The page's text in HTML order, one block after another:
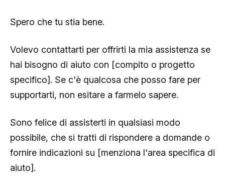
Spero che tu stia bene.
Volevo contattarti per offrirti la mia assistenza se
hai bisogno di aiuto con [compito o progetto
specifico]. Se c'è qualcosa che posso fare per
supportarti, non esitare a farmelo sapere.
Sono felice di assisterti in qualsiasi modo
possibile, che si tratti di rispondere a domande o
fornire indicazioni su [menziona l'area specifica di
aiuto].